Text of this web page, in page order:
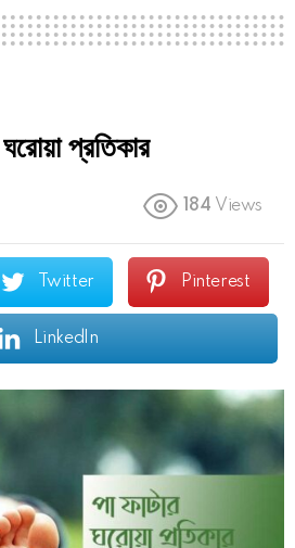
প্রতিকার
184 Views
Twitter Pinterest
LinkedIn